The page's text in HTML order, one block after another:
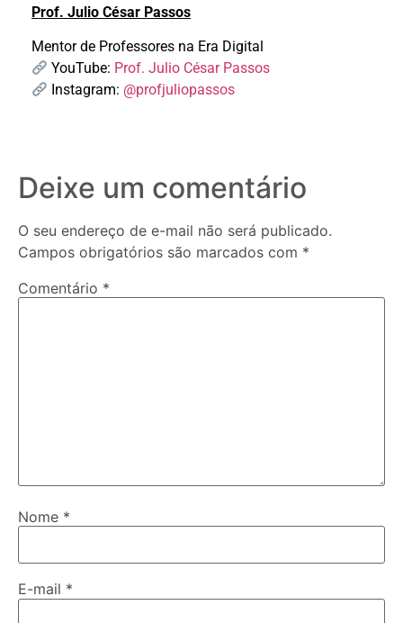
Prof. Julio César Passos
Mentor de Professores na Era Digital
YouTube: Prof. Julio César Passos
Instagram: @profjuliopassos
Deixe um comentário
O seu endereço de e-mail não será publicado.
Campos obrigatórios são marcados com *
Comentário *
Nome *
E-mail *